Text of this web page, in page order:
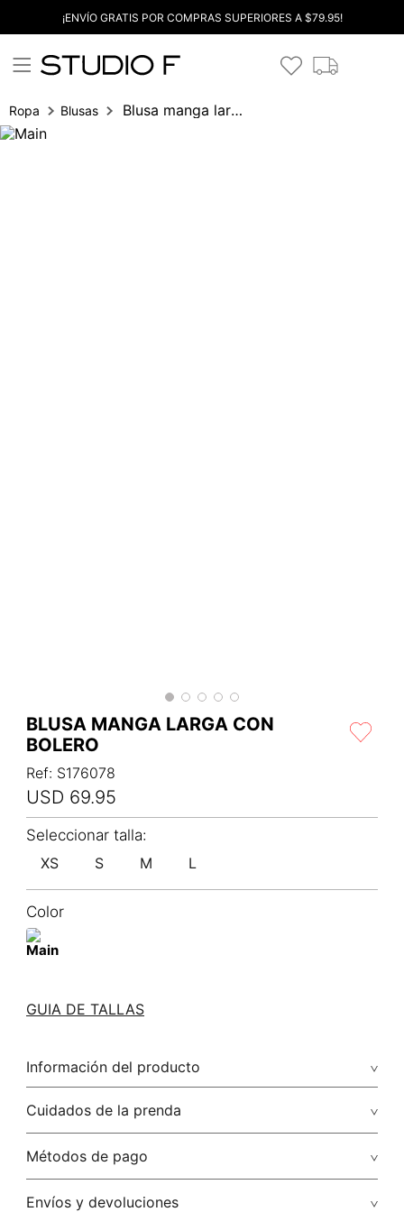
¡ENVÍO GRATIS POR COMPRAS SUPERIORES A $79.95!
Ropa Blusas Blusa manga larga con bolero
BLUSA MANGA LARGA CON
BOLERO
Ref: S176078
USD 69.95
XS S M L
Color
GUIA DE TALLAS
Información del producto
80.00% viscosa/viscose20.00% poliamida/polyamide
Cuidados de la prenda
Lavar a mano temperatura máx 40°c no secar en maquina
No usar lejia
Métodos de pago
Tarjetas de crédito: Visa, Dinners, Master Card y American
Envíos y devoluciones